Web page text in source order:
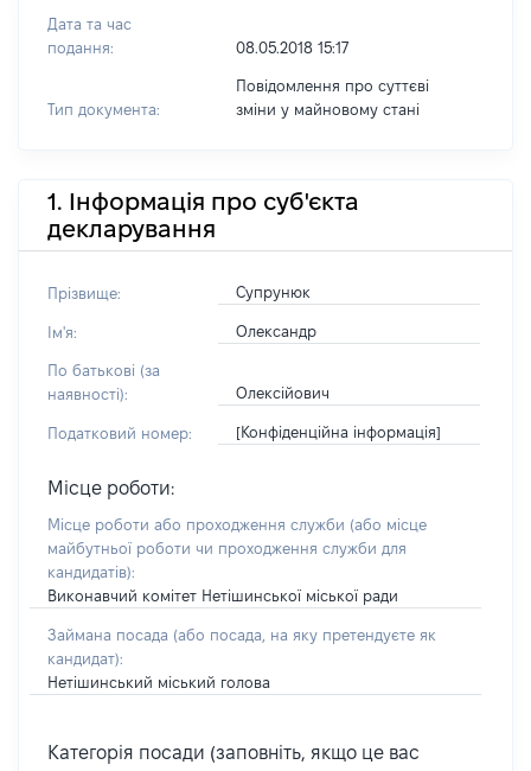
Дата та час
подання:
08.05.2018 15:17
Тип документа:
Повідомлення про суттєві
зміни y майновому стані
1. Інформація про суб'єкта
декларування
Прізвище: Супрунюк
Ім'я: Олександр
По батькові (за
наявності):
Олексійович
Податковий номер: [Конфіденційна інформація]
Місце роботи:
Місце роботи або проходження служби (або місце
майбутньої роботи чи проходження служби для
кандидатів):
Виконавчий комітет Нетішинської міської ради
Займана посада (або посада, на яку претендуєте як
кандидат):
Нетішинський міський голова
Категорія посади (заповніть, якщо це вас